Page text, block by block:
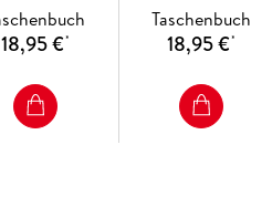
18,95 €*
Taschenbuch
18,95 €*